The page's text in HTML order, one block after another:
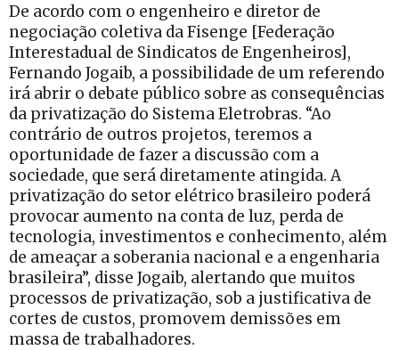
De acordo com o engenheiro e diretor de
negociação coletiva da Fisenge [Federação
Interestadual de Sindicatos de Engenheiros],
Fernando Jogaib, a possibilidade de um referendo
irá abrir o debate público sobre as consequências
da privatização do Sistema Eletrobras. “Ao
contrário de outros projetos, teremos a
oportunidade de fazer a discussão com a
sociedade, que será diretamente atingida. A
privatização do setor elétrico brasileiro poderá
provocar aumento na conta de luz, perda de
tecnologia, investimentos e conhecimento, além
de ameaçar a soberania nacional e a engenharia
brasileira”, disse Jogaib, alertando que muitos
processos de privatização, sob a justificativa de
cortes de custos, promovem demissões em
massa de trabalhadores.